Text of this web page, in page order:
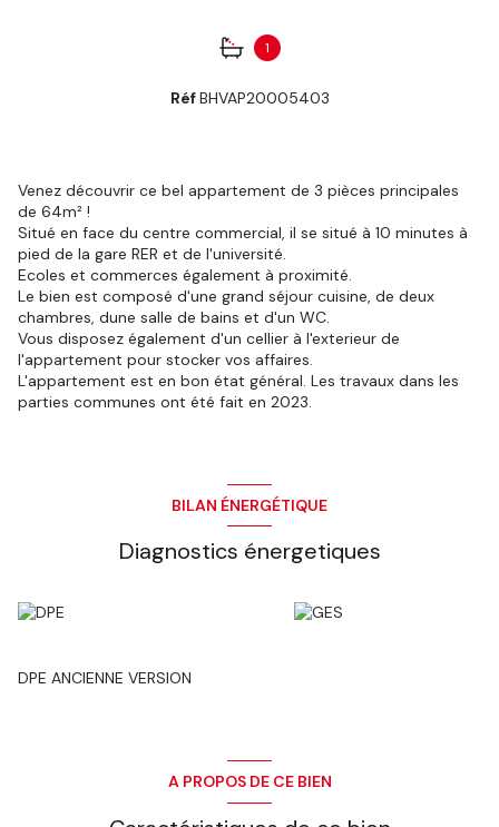
1
RéfBHVAP20005403
Venez découvrir ce bel appartement de 3 pièces principales
de 64m² !
Situé en face du centre commercial, il se situé à 10 minutes à
pied de la gare RER et de l'université.
Ecoles et commerces également à proximité.
Le bien est composé d'une grand séjour cuisine, de deux
chambres, dune salle de bains et d'un WC.
Vous disposez également d'un cellier à l'exterieur de
l'appartement pour stocker vos affaires.
L'appartement est en bon état général. Les travaux dans les
parties communes ont été fait en 2023.
BILAN ÉNERGÉTIQUE
Diagnostics énergetiques
DPE ANCIENNE VERSION
A PROPOS DE CE BIEN